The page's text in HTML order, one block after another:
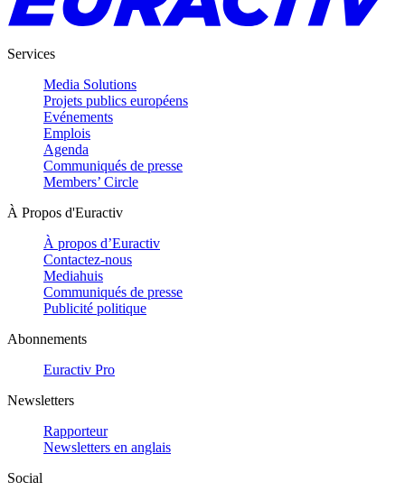
Services
Media Solutions
Projets publics européens
Evénements
Emplois
Agenda
Communiqués de presse
Members’ Circle
À Propos d'Euractiv
À propos d’Euractiv
Contactez-nous
Mediahuis
Communiqués de presse
Publicité politique
Abonnements
Euractiv Pro
Newsletters
Rapporteur
Newsletters en anglais
Social